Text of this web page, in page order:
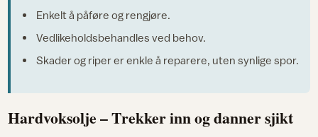
Enkelt å påføre og rengjøre.
Vedlikeholdsbehandles ved behov.
Skader og riper er enkle å reparere, uten synlige spor.
Hardvoksolje – Trekker inn og danner sjikt